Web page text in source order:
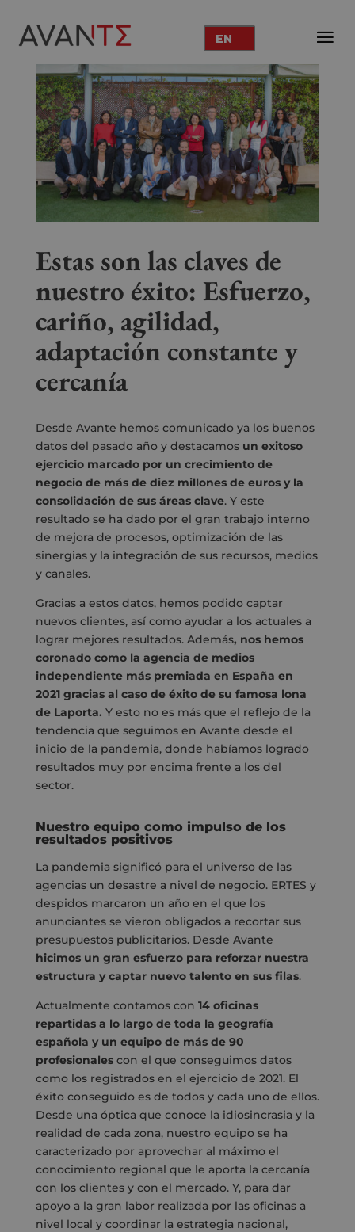
EN
Estas son las claves de
nuestro éxito: Esfuerzo,
cariño, agilidad,
adaptación constante y
cercanía
Desde Avante hemos comunicado ya los buenos
datos del pasado año y destacamosun exitoso
ejercicio marcado por un crecimiento de
negocio de más de diez millones de euros y la
consolidación de sus áreas clave. Y este
resultado se ha dado por el gran trabajo interno
de mejora de procesos, optimización de las
sinergias y la integración de sus recursos, medios
y canales.
Gracias a estos datos, hemos podido captar
nuevos clientes, así como ayudar a los actuales a
lograr mejores resultados. Además, nos hemos
coronado como la agencia de medios
independiente más premiada en España en
2021 gracias al caso de éxito de su famosa lona
de Laporta. Y esto no es más que el reflejo de la
tendencia que seguimos en Avante desde el
inicio de la pandemia, donde habíamos logrado
resultados muy por encima frente a los del
sector.
Nuestro equipo como impulso de los
resultados positivos
La pandemia significó para el universo de las
agencias un desastre a nivel de negocio. ERTES y
despidos marcaron un año en el que los
anunciantes se vieron obligados a recortar sus
presupuestos publicitarios. Desde Avante
hicimos un gran esfuerzo para reforzar nuestra
estructura y captar nuevo talento en sus filas.
Actualmente contamos con 14 oficinas
repartidas a lo largo de toda la geografía
española y un equipo de más de 90
profesionalescon el que conseguimos datos
como los registrados en el ejercicio de 2021. El
éxito conseguido es de todos y cada uno de ellos.
Desde una óptica que conoce la idiosincrasia y la
realidad de cada zona, nuestro equipo se ha
caracterizado por aprovechar al máximo el
conocimiento regional que le aporta la cercanía
con los clientes y con el mercado. Y, para dar
apoyo a la gran labor realizada por las oficinas a
nivel local y coordinar la estrategia nacional,